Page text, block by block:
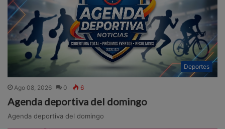
Deportes
Ago 08, 2026 0 6
Agenda deportiva del domingo
Agenda deportiva del domingo